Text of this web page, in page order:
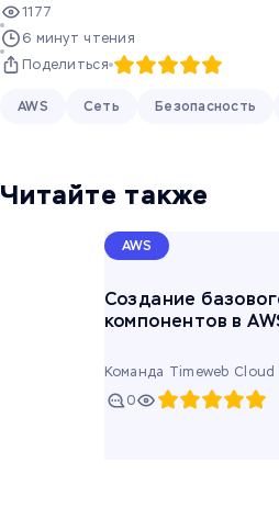
1177
6 минут чтения
Поделиться
AWS Сеть Безопасность
Читайте также
AWS
Создание
компонентов в
Команда Timeweb Cloud
0